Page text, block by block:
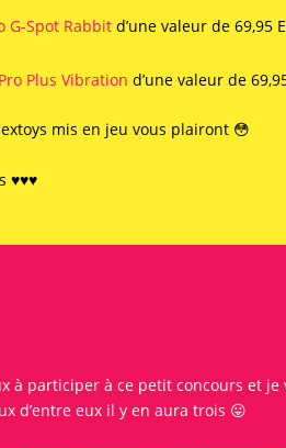
G-Spot Rabbitd’une valeur de 69,95
Plus Vibration d’une valeur de
mis en jeu vous plairont 😳
♥♥♥
à participer à ce petit concours et je
d’entre eux il y en aura trois 😛